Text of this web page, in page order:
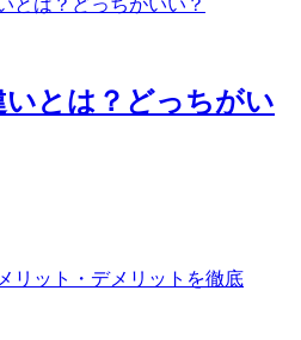
いとは？どっちがい